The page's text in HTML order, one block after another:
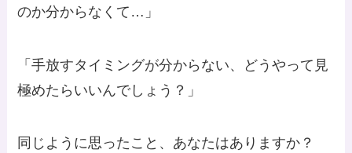
のか分からなくて…」
「手放すタイミングが分からない、どうやって見
極めたらいいんでしょう？」
同じように思ったこと、あなたはありますか？